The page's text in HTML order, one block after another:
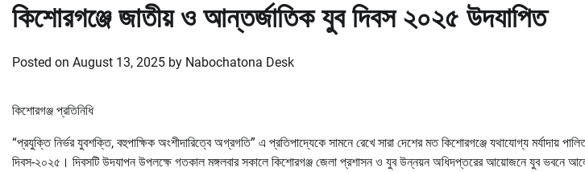
কিশোরগঞ্জে জাতীয় ও আন্তর্জাতিক যুব দিবস ২০২৫ উদযাপিত
Posted on August 13, 2025 by Nabochatona Desk
কিশোরগঞ্জ প্রতিনিধি
“প্রযুক্তি নির্ভর যুবশক্তি, বহুপাক্ষিক অংশীদারিত্বে অগ্রগতি” এ প্রতিপাদ্যেকে সামনে রেখে সারা দেশের মত কিশোরগঞ্জে যথাযোগ্য মর্যাদায়
দিবস-২০২৫। দিবসটি উদযাপন উপলক্ষে গতকাল মঙ্গলবার সকালে কিশোরগঞ্জ জেলা প্রশাসন ও যুব উন্নয়ন অধিদপ্তরের আয়োজনে যুব ভবনে